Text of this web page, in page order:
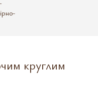
круглим